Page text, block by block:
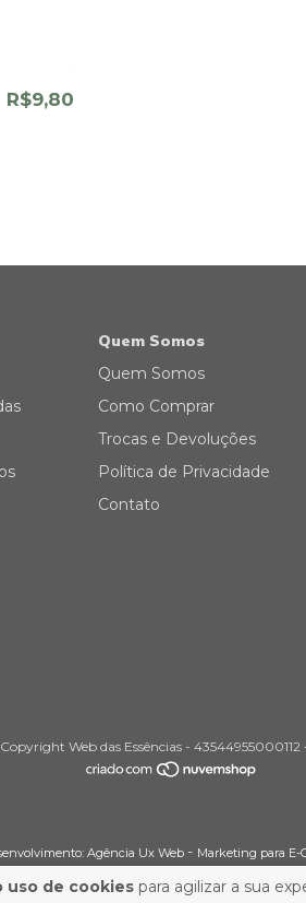
uso de cookies para agilizar a sua
R$9,80
Quem Somos
Quem Somos
Como Comprar
Trocas e Devoluções
Política de Privacidade
Contato
Copyright Web das Essências - 43544955000112
Agência Ux Web - Marketing para E-